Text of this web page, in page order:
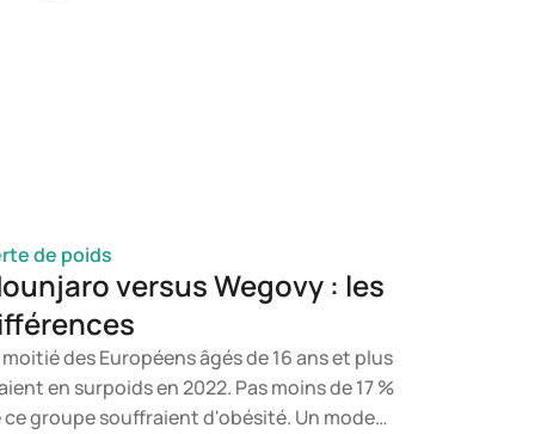
de poids
versus Wegovy : les
moitié des Européens âgés de 16 ans et plus
en surpoids en 2022. Pas moins de 17 %
ce groupe souffraient d'obésité. Un mode